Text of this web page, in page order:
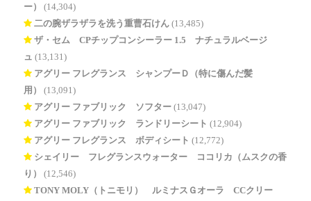
ー）
(14,304)
二の腕ザラザラを洗う重曹石けん (13,485)
ザ・セム CPチップコンシーラー 1.5 ナチュラルベージ
ュ (13,131)
アグリー フレグランス シャンプーＤ（特に傷んだ髪
用）
(13,091)
アグリー ファブリック ソフター (13,047)
アグリー ファブリック ランドリーシート (12,904)
アグリー フレグランス ボディシート (12,772)
シェイリー フレグランスウォーター ココリカ（ムスクの香
り）
(12,546)
TONY MOLY（トニモリ） ルミナスＧオーラ CCクリー